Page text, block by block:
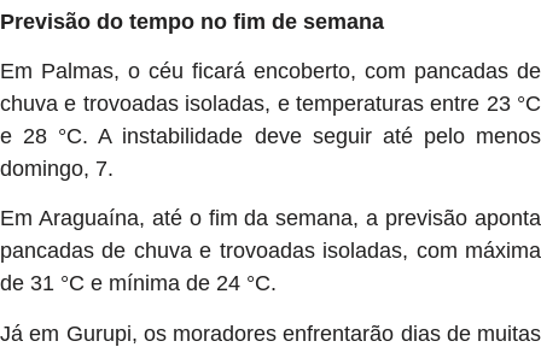
Previsão do tempo no fim de semana
Em Palmas, o céu ficará encoberto, com pancadas de
chuva e trovoadas isoladas, e temperaturas entre 23 °C
e 28 °C. A instabilidade deve seguir até pelo menos
domingo, 7.
Em Araguaína, até o fim da semana, a previsão aponta
pancadas de chuva e trovoadas isoladas, com máxima
de 31 °C e mínima de 24 °C.
Já em Gurupi, os moradores enfrentarão dias de muitas